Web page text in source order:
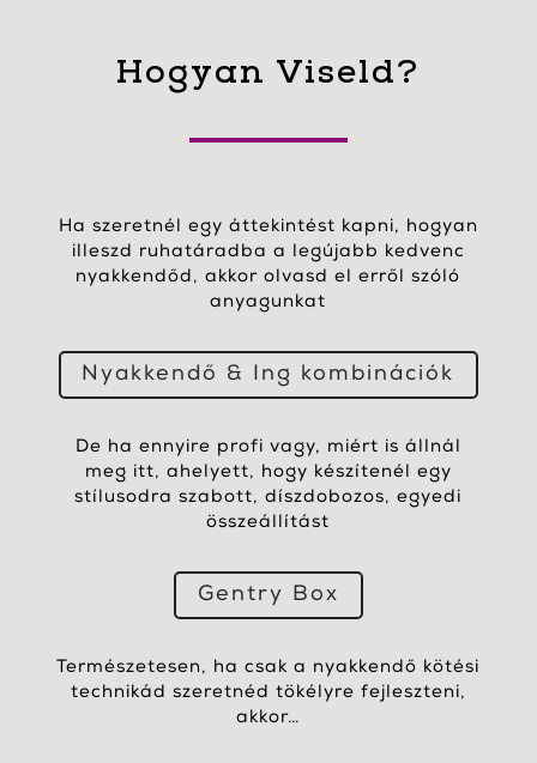
Hogyan Viseld?
Ha szeretnél egy áttekintést kapni, hogyan
illeszd ruhatáradba a legújabb kedvenc
nyakkendőd, akkor olvasd el erről szóló
anyagunkat
Nyakkendő & Ing kombinációk
De ha ennyire profi vagy, miért is állnál
meg itt, ahelyett, hogy készítenél egy
stílusodra szabott, díszdobozos, egyedi
összeállítást
Gentry Box
Természetesen, ha csak a nyakkendő kötési
technikád szeretnéd tökélyre fejleszteni,
akkor…